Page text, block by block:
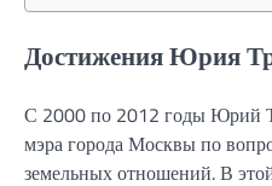
Достижения Юрия
С 2000 по 2012 годы Юрий
мэра города Москвы по
земельных отношений. В